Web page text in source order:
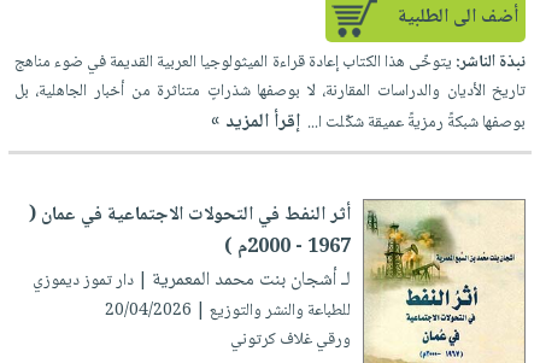
أضف الى الطلبية
نبذة الناشر: يتوخّى هذا الكتاب إعادة قراءة الميثولوجيا العربية القديمة في ضوء مناهج
تاريخ الأديان والدراسات المقارنة، لا بوصفها شذراتٍ متناثرة من أخبار الجاهلية، بل
بوصفها شبكةً رمزيةً عميقة شكّلت ا... إقرأ المزيد »
أثر النفط في التحولات الاجتماعية في عمان (
1967 - 2000م )
لـ أشجان بنت محمد المعمرية | دار تموز ديموزي
للطباعة والنشر والتوزيع | 20/04/2026
ورقي غلاف كرتوني